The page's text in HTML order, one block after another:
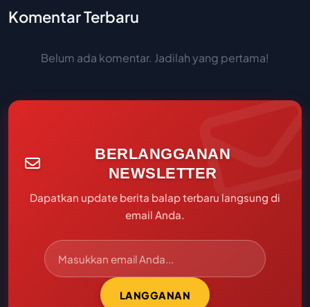
Komentar Terbaru
Belum ada komentar. Jadilah yang pertama!
BERLANGGANAN
NEWSLETTER
Dapatkan update berita balap terbaru langsung di
email Anda.
LANGGANAN